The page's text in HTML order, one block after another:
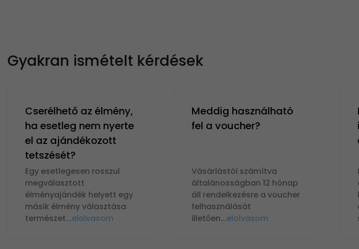
Gyakran ismételt kérdések
Cserélhető az élmény,
ha esetleg nem nyerte
el az ajándékozott
tetszését?
Egy esetlegesen rosszul
megválasztott
élményajándék helyett egy
másik élmény választása
természet...elolvasom
Meddig használható
fel a voucher?
Vásárlástól számítva
általánosságban 12 hónap
áll rendelkezésre a voucher
felhasználását
illetően...elolvasom